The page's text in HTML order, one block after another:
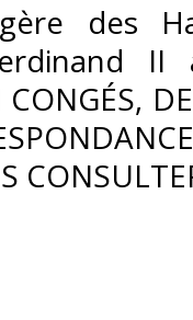
des